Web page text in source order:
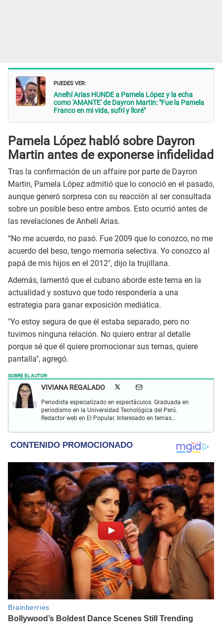
PUEDES VER:
Anelhí Arias HUNDE a Pamela López y la echa
como 'AMANTE' de Dayron Martin: "Fue la Pamela
Franco en mi vida, sufrí y lloré"
Pamela López habló sobre Dayron
Martin antes de exponerse infidelidad
Tras la confirmación de un affaire por parte de Dayron
Martin, Pamela López admitió que lo conoció en el pasado,
aunque generó sorpresa con su reacción al ser consultada
sobre un posible beso entre ambos. Esto ocurrió antes de
las revelaciones de Anhelí Arias.
“No me acuerdo, no pasó. Fue 2009 que lo conozco, no me
acuerdo del beso, tengo memoria selectiva. Yo conozco al
papá de mis hijos en el 2012″, dijo la trujillana.
Además, lamentó que el cubano aborde este tema en la
actualidad y sostuvo que todo respondería a una
estrategia para ganar exposición mediática.
"Yo estoy segura de que él estaba separado, pero no
tuvimos ninguna relación. No quiero entrar al detalle
porque sé que él quiere promocionar sus temas, quiere
pantalla", agregó.
SOBRE EL AUTOR:
VIVIANA REGALADO
Periodista especializado en espectáculos. Graduada en
periodismo en la Universidad Tecnológica del Perú.
Redactor web en El Popular. Interesado en temas
y crónicas.